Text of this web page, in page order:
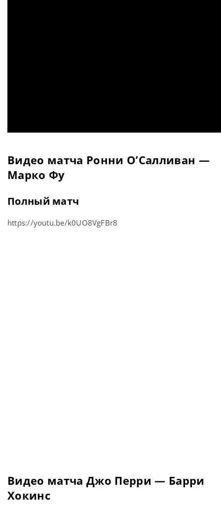
Видео матча Ронни О’Салливан —
Марко Фу
Полный матч
https://youtu.be/k0UO8VgFBr8
Видео матча Джо Перри — Барри
Хокинс